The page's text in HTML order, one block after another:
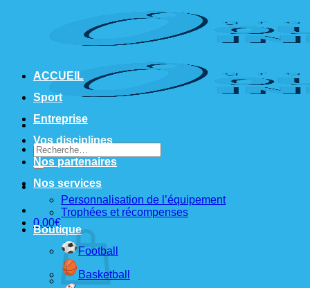
Recherche
pour :
0,00€
ACCUEIL
Sport
Entreprise
Vos disciplines
Nos partenaires
Nos services
Personnalisation de l’équipement
Trophées et récompenses
Boutique
Football
Basketball